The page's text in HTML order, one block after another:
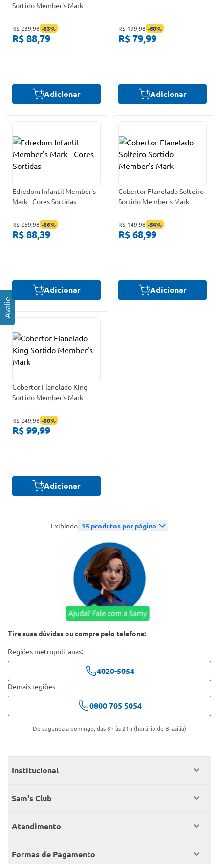
Sortido Member's Mark
R$ 239,98 -63%
R$ 88,79
Adicionar
R$ 199,98 -60%
R$ 79,99
Adicionar
Edredom Infantil Member's
Mark - Cores Sortidas
R$ 259,98 -66%
R$ 88,39
Adicionar
Cobertor Flanelado Solteiro
Sortido Member's Mark
R$ 149,98 -54%
R$ 68,99
Adicionar
Cobertor Flanelado King
Sortido Member's Mark
R$ 249,98 -60%
R$ 99,99
Adicionar
Exibindo 15 produtos por página
Tire suas dúvidas ou compre pelo telefone:
Regiões metropolitanas:
4020-5054
Demais regiões
0800 705 5054
De segunda a domingo, das 8h às 21h (horário de Brasília)
Institucional
Quem somos
Encontre um Clube
Sam's Club
Seja sócio
Member’s Mark
Atendimento
Fale conosco
Formas de Pagamento